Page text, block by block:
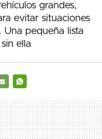
grandes,
evitar situaciones
Una pequeña lista
ella